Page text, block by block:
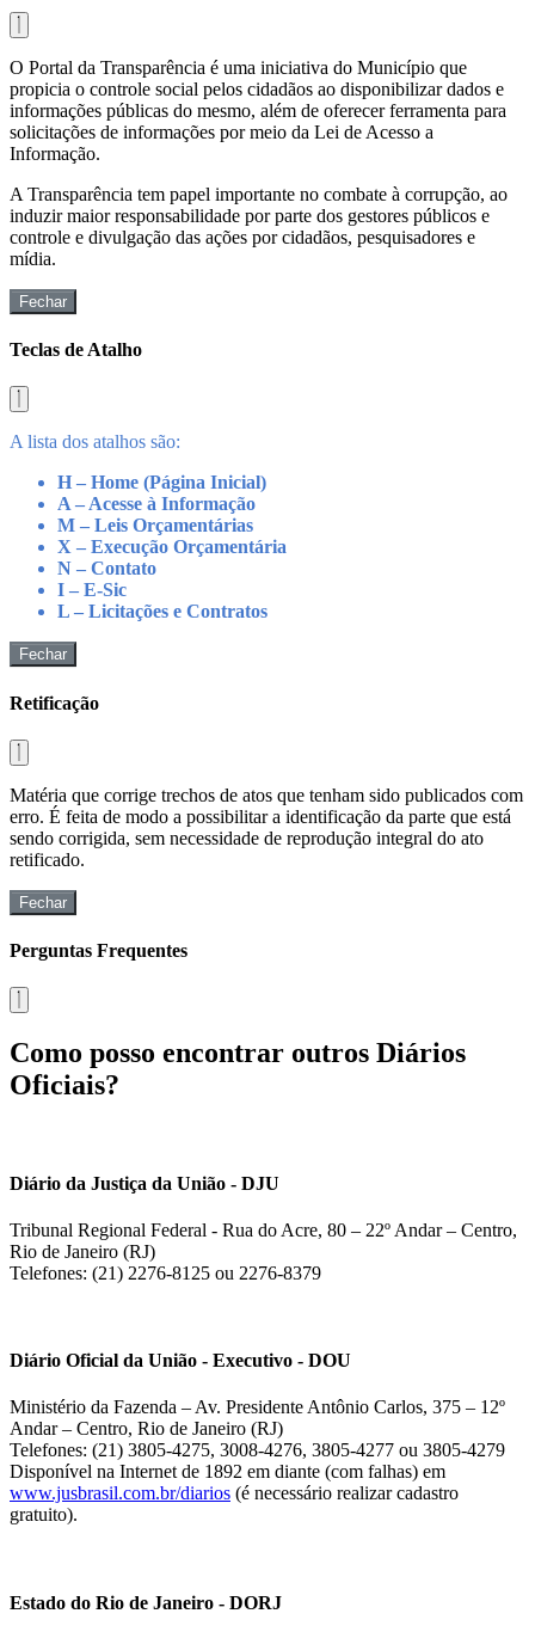
O Portal da Transparência é uma iniciativa do Município que
propicia o controle social pelos cidadãos ao disponibilizar dados e
informações públicas do mesmo, além de oferecer ferramenta para
solicitações de informações por meio da Lei de Acesso a
Informação.
A Transparência tem papel importante no combate à corrupção, ao
induzir maior responsabilidade por parte dos gestores públicos e
controle e divulgação das ações por cidadãos, pesquisadores e
mídia.
Fechar
Teclas de Atalho
A lista dos atalhos são:
H – Home (Página Inicial)
A – Acesse à Informação
M – Leis Orçamentárias
X – Execução Orçamentária
N – Contato
I – E-Sic
L – Licitações e Contratos
Fechar
Retificação
Matéria que corrige trechos de atos que tenham sido publicados com
erro. É feita de modo a possibilitar a identificação da parte que está
sendo corrigida, sem necessidade de reprodução integral do ato
retificado.
Fechar
Perguntas Frequentes
Como posso encontrar outros Diários
Oficiais?
Diário da Justiça da União - DJU
Tribunal Regional Federal - Rua do Acre, 80 – 22º Andar – Centro,
Rio de Janeiro (RJ)
Telefones: (21) 2276-8125 ou 2276-8379
Diário Oficial da União - Executivo - DOU
Ministério da Fazenda – Av. Presidente Antônio Carlos, 375 – 12º
Andar – Centro, Rio de Janeiro (RJ)
Telefones: (21) 3805-4275, 3008-4276, 3805-4277 ou 3805-4279
Disponível na Internet de 1892 em diante (com falhas) em
www.jusbrasil.com.br/diarios (é necessário realizar cadastro
gratuito).
Estado do Rio de Janeiro - DORJ